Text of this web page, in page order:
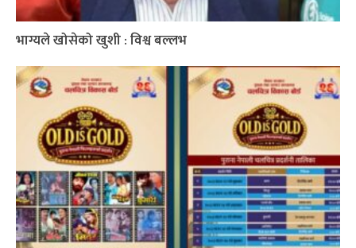
भाग्यले खोसेको खुशी : विश्व बल्लभ